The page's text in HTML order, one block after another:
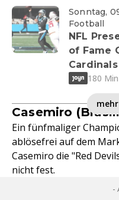
Sonntag,
Football
NFL
of Fame
Cardinals
180 Min
Casemiro
Ein fünfmaliger
ablösefrei auf dem
Casemiro die "Red
nicht fest.
-